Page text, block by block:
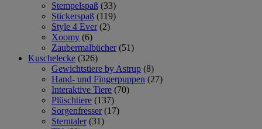
Stempelspaß (33)
Stickerspaß (119)
Style 4 Ever (2)
Xoomy (6)
Zaubermalbücher (51)
Kuschelecke (326)
Gewichtstiere by Astrup (8)
Hand- und Fingerpuppen (27)
Interaktive Tiere (70)
Plüschtiere (137)
Sorgenfresser (17)
Sterntaler (31)